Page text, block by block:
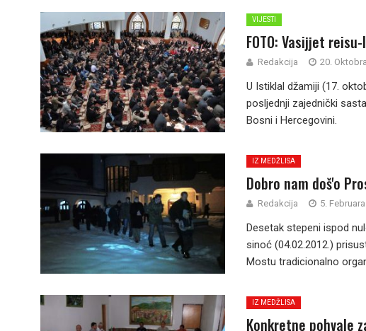
VIJESTI
FOTO: Vasijjet
Redakcija 20.
U Istiklal džamiji (17.
posljednji zajednički
Bosni i Hercegovini.
IZ MEDŽLISA
Dobro nam doš'o
Redakcija 5. Februara
Desetak stepeni ispod
sinoć (04.02.2012.)
Mostu tradicionalno
IZ MEDŽLISA
Konkretne pohvale